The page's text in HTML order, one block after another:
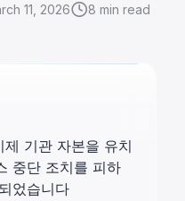
11, 2026 8 min read
기관 자본을 유치
중단 조치를 피하
었습니다